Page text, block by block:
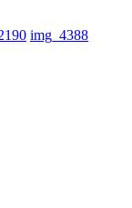
img_4388